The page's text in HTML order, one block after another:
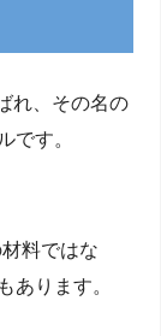
れ、その名の
です。
料ではな
あります。